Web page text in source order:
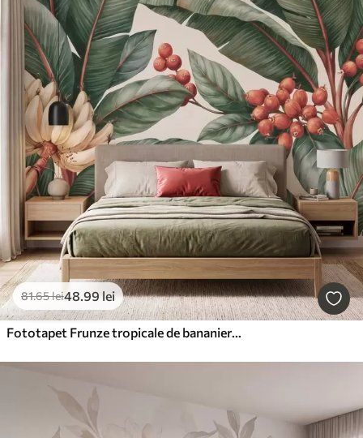
81.65lei48.99 lei
Fototapet Frunze tropicale de bananier cu ciorchini de boabe roșii de cafea, în stil acuarelă